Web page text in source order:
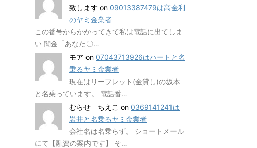
致します on 09013387479は高金利
のヤミ金業者
この番号からかかってきて私は電話に出てしま
い 闇金「あなた〇…
モア on 07043713926はハートと名
乗るヤミ金業者
現在はリーフレット(金貸し)の坂本
と名乗っています。 電話番…
むらせ ちえこ on 0369141241は
岩井と名乗るヤミ金業者
会社名は名乗らず。 ショートメール
にて【融資の案内です】 そ…